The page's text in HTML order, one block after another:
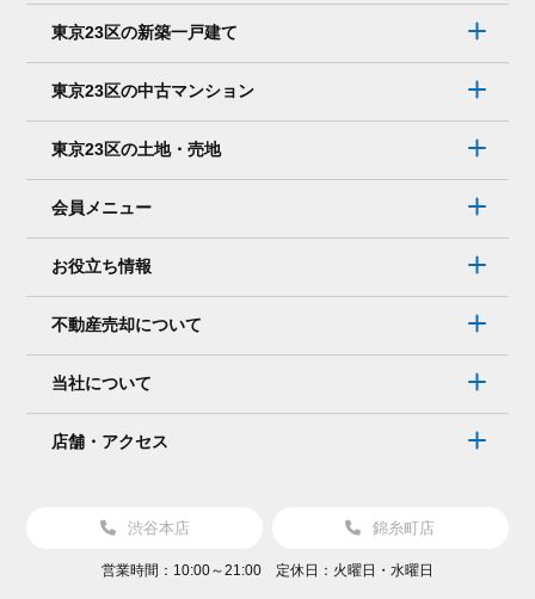
く、
ー
で
絡
取
た
夫？
東京23区の新築一戸建て
東京23区の中古マンション
東京23区の土地・売地
会員メニュー
お役立ち情報
不動産売却について
当社について
店舗・アクセス
渋谷本店 錦糸町店
営業時間：10:00～21:00 定休日：火曜日・水曜日